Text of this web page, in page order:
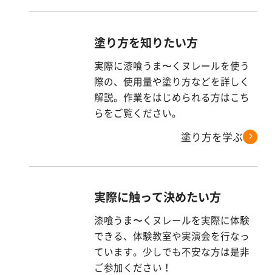
塗り方を知りたい方
実際に漆喰うま〜くヌレールを使う
際の、使用量や塗り方などを詳しく
解説。作業をはじめられる方はこち
らをご覧ください。
塗り方を学ぶ
実際に触って決めたい方
漆喰うま〜くヌレールを実際に体験
できる、体験教室や実演会を行なっ
ています。少しでも不安な方は是非
ご参加ください！